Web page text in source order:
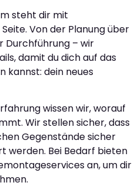
steht dir mit
Von der Planung über
Durchführung – wir
damit du dich auf das
kannst: dein neues
wissen wir, worauf
Wir stellen sicher, dass
Gegenstände sicher
Bei Bedarf bieten
an, um dir